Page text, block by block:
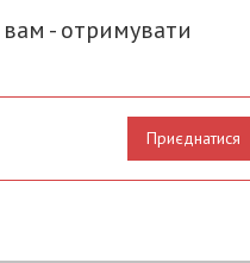
- отримувати
Приєднатися